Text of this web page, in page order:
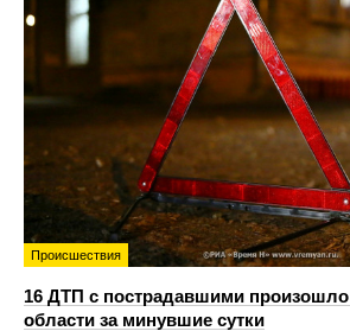
Происшествия
16 ДТП с пострадавшими
области за минувшие сутки